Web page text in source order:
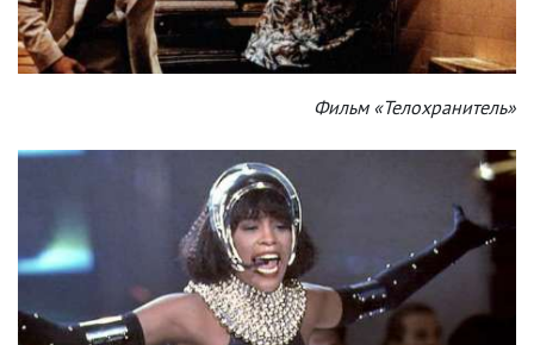
Фильм «Телохранитель»